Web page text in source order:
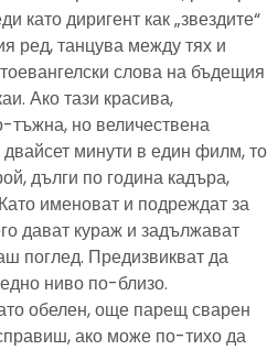
като диригент как „звездите“
ред, танцува между тях и
слова на бъдещия
Ако тази красива,
но величествена
минути в един филм, то
дълги по година кадъра,
именоват и подреждат за
дават кураж и задължават
поглед. Предизвикват да
ниво по-близо.
обелен, още парещ сварен
ако може по-тихо да